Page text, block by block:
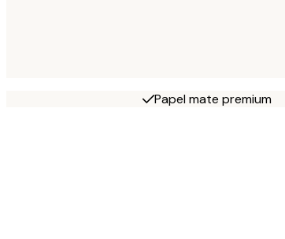
Papel mate premium